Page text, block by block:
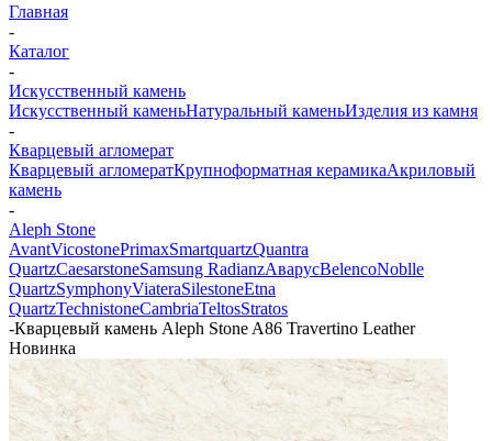
Главная
-
Каталог
-
Искусственный камень
Искусственный каменьНатуральный каменьИзделия из камня
-
Кварцевый агломерат
Кварцевый агломератКрупноформатная керамикаАкриловый
камень
-
Aleph Stone
AvantVicostonePrimaxSmartquartzQuantra
QuartzCaesarstoneSamsung RadianzАварусBelencoNoblle
QuartzSymphonyViateraSilestoneEtna
QuartzTechnistoneCambriaTeltosStratos
-Кварцевый камень Aleph Stone A86 Travertino Leather
Новинка